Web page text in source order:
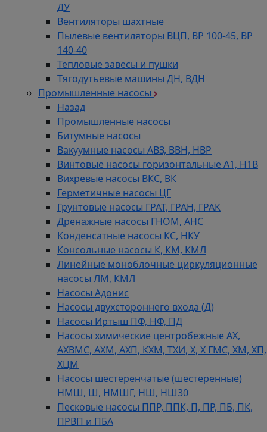
ДУ
Вентиляторы шахтные
Пылевые вентиляторы ВЦП, ВР 100-45, ВР
140-40
Тепловые завесы и пушки
Тягодутьевые машины ДН, ВДН
Промышленные насосы
Назад
Промышленные насосы
Битумные насосы
Вакуумные насосы АВЗ, ВВН, НВР
Винтовые насосы горизонтальные А1, Н1В
Вихревые насосы ВКС, ВК
Герметичные насосы ЦГ
Грунтовые насосы ГРАТ, ГРАН, ГРАК
Дренажные насосы ГНОМ, АНС
Конденсатные насосы КС, НКУ
Консольные насосы К, КМ, КМЛ
Линейные моноблочные циркуляционные
насосы ЛМ, КМЛ
Насосы Адонис
Насосы двухстороннего входа (Д)
Насосы Иртыш ПФ, НФ, ПД
Насосы химические центробежные АХ,
АХВМС, АХМ, АХП, КХМ, ТХИ, Х, Х ГМС, ХМ, ХП,
ХЦМ
Насосы шестеренчатые (шестеренные)
НМШ, Ш, НМШГ, НШ, НШ30
Песковые насосы ППР, ППК, П, ПР, ПБ, ПК,
ПРВП и ПБА